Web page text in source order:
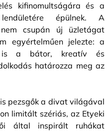
kifinomultságára és a
épülnek. A
csupán új üzletágat
egyértelműen jelezte: a
is a bátor, kreatív és
határozza meg az
pezsgők a divat világával
limitált szériás, az Etyeki
által inspirált ruhákat